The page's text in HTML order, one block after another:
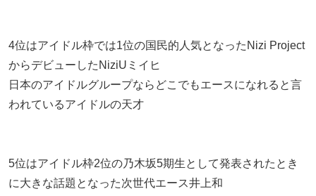
4位はアイドル枠では1位の国民的人気となったNizi Project
からデビューしたNiziUミイヒ
日本のアイドルグループならどこでもエースになれると言
われているアイドルの天才
5位はアイドル枠2位の乃木坂5期生として発表されたとき
に大きな話題となった次世代エース井上和